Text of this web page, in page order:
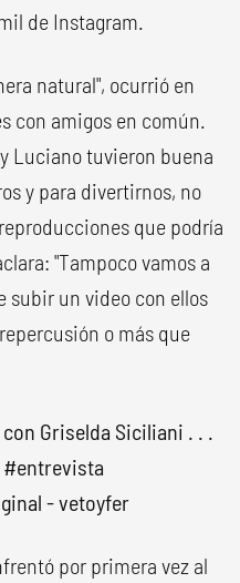
de Instagram.
natural", ocurrió en
con amigos en común.
Luciano tuvieron buena
y para divertirnos, no
que podría
"Tampoco vamos a
subir un video con ellos
o más que
con Griselda Siciliani . . .
#entrevista
- vetoyfer
por primera vez al